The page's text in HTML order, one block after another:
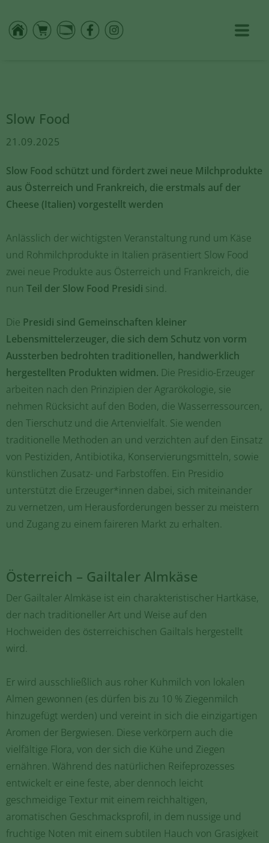
Slow Food
21.09.2025
Slow Food schützt und fördert zwei neue Milchprodukte
aus Österreich und Frankreich, die erstmals auf der
Cheese (Italien) vorgestellt werden
Anlässlich der wichtigsten Veranstaltung rund um Käse
und Rohmilchprodukte in Italien präsentiert Slow Food
zwei neue Produkte aus Österreich und Frankreich, die
nun Teil der Slow Food Presidi sind.
Die Presidi sind Gemeinschaften kleiner
Lebensmittelerzeuger, die sich dem Schutz von vorm
Aussterben bedrohten traditionellen, handwerklich
hergestellten Produkten widmen. Die Presidio-Erzeuger
arbeiten nach den Prinzipien der Agrarökologie, sie
nehmen Rücksicht auf den Boden, die Wasserressourcen,
den Tierschutz und die Artenvielfalt. Sie wenden
traditionelle Methoden an und verzichten auf den Einsatz
von Pestiziden, Antibiotika, Konservierungsmitteln, sowie
künstlichen Zusatz- und Farbstoffen. Ein Presidio
unterstützt die Erzeuger*innen dabei, sich miteinander
zu vernetzen, um Herausforderungen besser zu meistern
und Zugang zu einem faireren Markt zu erhalten.
Österreich – Gailtaler Almkäse
Der Gailtaler Almkäse ist ein charakteristischer Hartkäse,
der nach traditioneller Art und Weise auf den
Hochweiden des österreichischen Gailtals hergestellt
wird.
Er wird ausschließlich aus roher Kuhmilch von lokalen
Almen gewonnen (es dürfen bis zu 10 % Ziegenmilch
hinzugefügt werden) und vereint in sich die einzigartigen
Aromen der Bergwiesen. Diese verkörpern auch die
vielfältige Flora, von der sich die Kühe und Ziegen
ernähren. Während des natürlichen Reifeprozesses
entwickelt er eine feste, aber dennoch leicht
geschmeidige Textur mit einem reichhaltigen,
aromatischen Geschmacksprofil, in dem nussige und
fruchtige Noten mit einem subtilen Hauch von Grasigkeit